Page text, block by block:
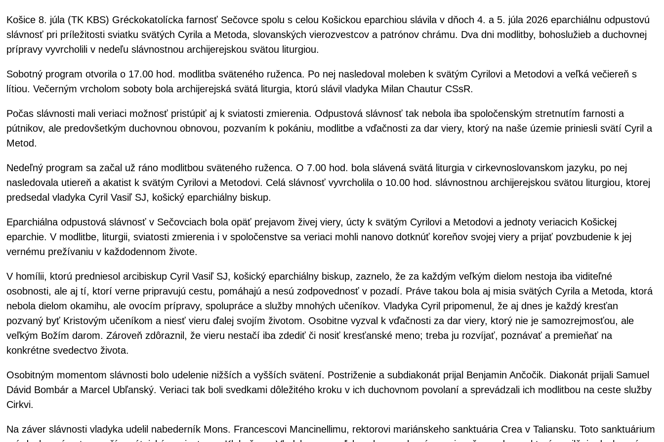
Košice 8. júla (TK KBS) Gréckokatolícka farnosť Sečovce spolu s celou Košickou eparchiou slávila v dňoch 4. a 5. júla 2026 eparchiálnu odpustovú
slávnosť pri príležitosti sviatku svätých Cyrila a Metoda, slovanských vierozvestcov a patrónov chrámu. Dva dni modlitby, bohoslužieb a duchovnej
prípravy vyvrcholili v nedeľu slávnostnou archijerejskou svätou liturgiou.
Sobotný program otvorila o 17.00 hod. modlitba sväteného ruženca. Po nej nasledoval moleben k svätým Cyrilovi a Metodovi a veľká večiereň s
lítiou. Večerným vrcholom soboty bola archijerejská svätá liturgia, ktorú slávil vladyka Milan Chautur CSsR.
Počas slávnosti mali veriaci možnosť pristúpiť aj k sviatosti zmierenia. Odpustová slávnosť tak nebola iba spoločenským stretnutím farnosti a
pútnikov, ale predovšetkým duchovnou obnovou, pozvaním k pokániu, modlitbe a vďačnosti za dar viery, ktorý na naše územie priniesli svätí Cyril a
Metod.
Nedeľný program sa začal už ráno modlitbou sväteného ruženca. O 7.00 hod. bola slávená svätá liturgia v cirkevnoslovanskom jazyku, po nej
nasledovala utiereň a akatist k svätým Cyrilovi a Metodovi. Celá slávnosť vyvrcholila o 10.00 hod. slávnostnou archijerejskou svätou liturgiou, ktorej
predsedal vladyka Cyril Vasiľ SJ, košický eparchiálny biskup.
Eparchiálna odpustová slávnosť v Sečovciach bola opäť prejavom živej viery, úcty k svätým Cyrilovi a Metodovi a jednoty veriacich Košickej
eparchie. V modlitbe, liturgii, sviatosti zmierenia i v spoločenstve sa veriaci mohli nanovo dotknúť koreňov svojej viery a prijať povzbudenie k jej
vernému prežívaniu v každodennom živote.
V homílii, ktorú predniesol arcibiskup Cyril Vasiľ SJ, košický eparchiálny biskup, zaznelo, že za každým veľkým dielom nestoja iba viditeľné
osobnosti, ale aj tí, ktorí verne pripravujú cestu, pomáhajú a nesú zodpovednosť v pozadí. Práve takou bola aj misia svätých Cyrila a Metoda, ktorá
nebola dielom okamihu, ale ovocím prípravy, spolupráce a služby mnohých učeníkov. Vladyka Cyril pripomenul, že aj dnes je každý kresťan
pozvaný byť Kristovým učeníkom a niesť vieru ďalej svojím životom. Osobitne vyzval k vďačnosti za dar viery, ktorý nie je samozrejmosťou, ale
veľkým Božím darom. Zároveň zdôraznil, že vieru nestačí iba zdediť či nosiť kresťanské meno; treba ju rozvíjať, poznávať a premieňať na
konkrétne svedectvo života.
Osobitným momentom slávnosti bolo udelenie nižších a vyšších svätení. Postriženie a subdiakonát prijal Benjamin Ančočik. Diakonát prijali Samuel
Dávid Bombár a Marcel Ubľanský. Veriaci tak boli svedkami dôležitého kroku v ich duchovnom povolaní a sprevádzali ich modlitbou na ceste služby
Cirkvi.
Na záver slávnosti vladyka udelil nabederník Mons. Francescovi Mancinellimu, rektorovi mariánskeho sanktuária Crea v Taliansku. Toto sanktuárium